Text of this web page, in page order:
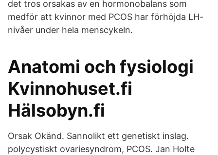
det tros orsakas av en hormonobalans som
medför att kvinnor med PCOS har förhöjda LH-
nivåer under hela menscykeln.
Anatomi och fysiologi
Kvinnohuset.fi
Hälsobyn.fi
Orsak Okänd. Sannolikt ett genetiskt inslag.
polycystiskt ovariesyndrom, PCOS. Jan Holte